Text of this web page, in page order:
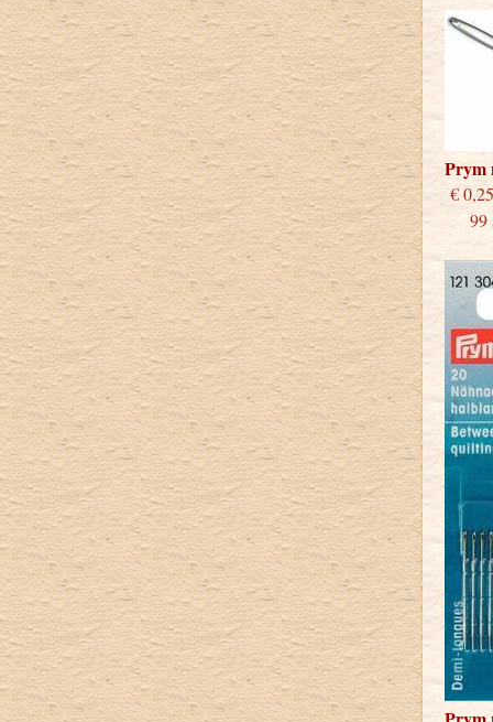
Prym
99